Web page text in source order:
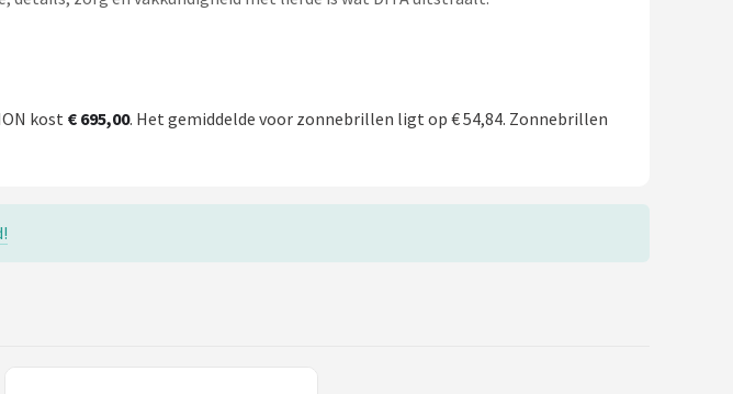
kost € 695,00. Het gemiddelde voor zonnebrillen ligt op € 54,84. Zonnebrillen